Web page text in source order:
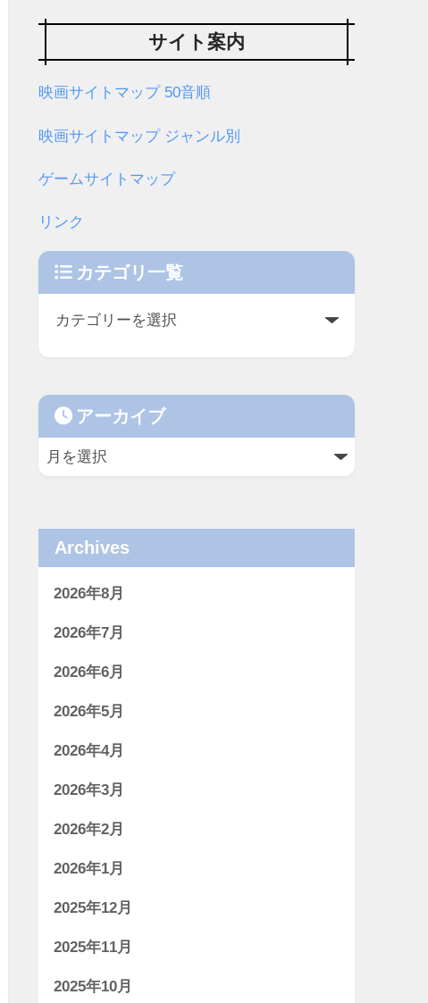
サイト案内
映画サイトマップ 50音順
映画サイトマップ ジャンル別
ゲームサイトマップ
リンク
カテゴリ一覧
アーカイブ
Archives
2026年8月
2026年7月
2026年6月
2026年5月
2026年4月
2026年3月
2026年2月
2026年1月
2025年12月
2025年11月
2025年10月